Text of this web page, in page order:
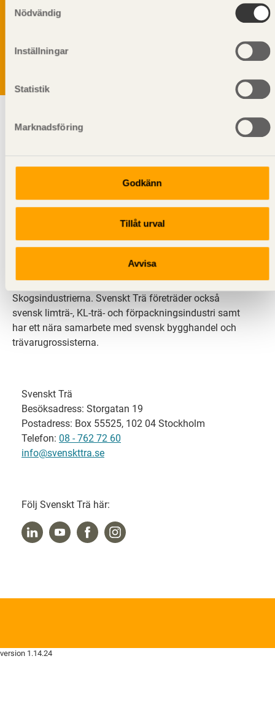
Nödvändig
Inställningar
Statistik
Marknadsföring
Godkänn
Tillåt urval
Avvisa
personuppgifter alltid hanteras på ett ansvarsfullt sätt.
Läs vår
träbyggande för att främja ett hållbart samhälle och
en livskraftig sågverksnäring. Det gör vi genom att
inspirera, utbilda och driva teknisk utveckling.
Svenskt Trä representerar svensk sågverksindustri
och är en del av branschorganisationen
Skogsindustrierna. Svenskt Trä företräder också
svensk limträ-, KL-trä- och förpackningsindustri samt
har ett nära samarbete med svensk bygghandel och
trävarugrossisterna.
Svenskt Trä
Besöksadress: Storgatan 19
Postadress: Box 55525, 102 04 Stockholm
Telefon: 08 - 762 72 60
info@svenskttra.se
Följ Svenskt Trä här:
version 1.14.24